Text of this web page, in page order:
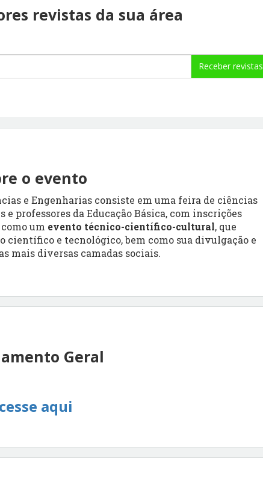
revistas da sua área
Receber revistas
o evento
e Engenharias consiste em uma feira de ciências
professores da Educação Básica, com inscrições
um evento técnico-científico-cultural, que
científico e tecnológico, bem como sua divulgação e
mais diversas camadas sociais.
Geral
aqui